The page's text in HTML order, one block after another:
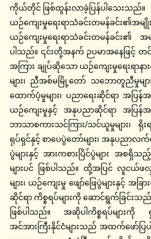
ကိုယ်တိုင် ဖြစ်ထွန်းလာခဲ့ပြန်ပါသေးသည်။
ယဉ်ကျေးမှုရေးရာသံခင်းတမန်ခင်း၏အမျိုး
ယဉ်ကျေးမှုရေးရာသံခင်းတမန်ခင်း၏ အမျို
ပါသည်။ ၎င်းတို့အနက် ဉပမာအနေဖြင့် တင်ပ
အကြား ချုပ်ဆိုသော ယဉ်ကျေးမှုရေးရာန
များ၊ ညီအစ်မမြို့တော် သဘောတူညီမှုမျ
ထောက်ပံ့မှုများ၊ ပညာရေးဆိုင်ရာ အပြန်
ယဉ်ကျေးမှုနှင့် အနုပညာဆိုင်ရာ အပြန်အ
ဘာသာစကားသင်ကြား/သင်ယူမှုများ၊ ရိုးရ
ရုပ်ရှင်နှင့် စာပေပွဲတော်များ၊ အနုပညာလက်
ပွဲများနှင့် အားကစားပြိင်ပွဲများ အစရှိ
များပင် ဖြစ်ပါသည်။ ထို့အပြင် လူငယ်
များ၊ ယဉ်ကျေးမှု ဖျော်ဖြေပွဲများနှင့် အခ
ဆိုင်ရာ ကိစ္စရပ်များကို ဆောင်ရွက်ခြင်း
ဖြစ်ပါသည်။ အဆိုပါကိစ္စရပ်များကို ရှုမ
အင်အားကြီးနိုင်ငံများသည် အထက်ဖော်ပြပ